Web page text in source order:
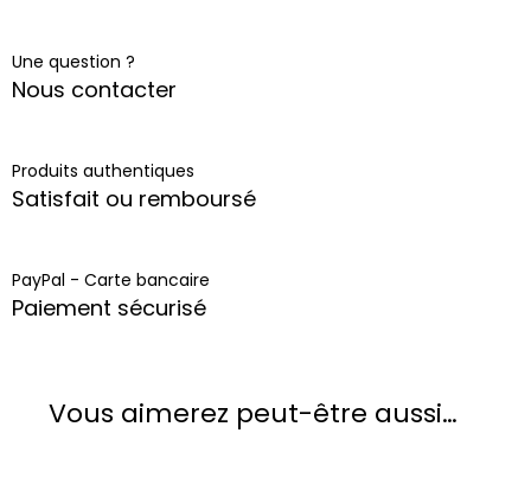
Une question ?
Nous contacter
Produits authentiques
Satisfait ou remboursé
PayPal - Carte bancaire
Paiement sécurisé
Vous aimerez peut-être aussi…